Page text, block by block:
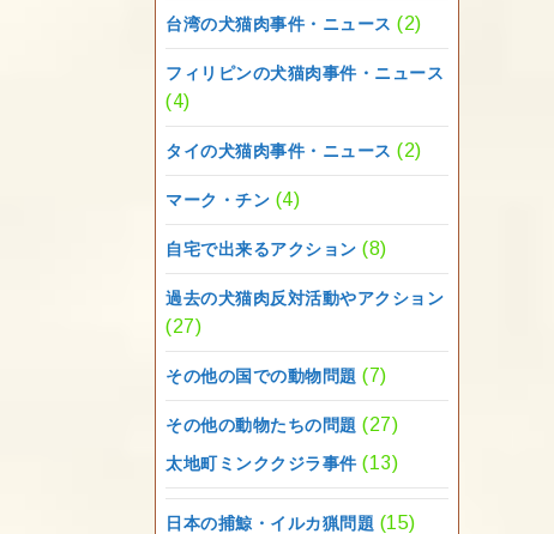
台湾の犬猫肉事件・ニュース (2)
フィリピンの犬猫肉事件・ニュース
(4)
タイの犬猫肉事件・ニュース (2)
マーク・チン (4)
自宅で出来るアクション (8)
過去の犬猫肉反対活動やアクション
(27)
その他の国での動物問題 (7)
その他の動物たちの問題 (27)
太地町ミンククジラ事件 (13)
日本の捕鯨・イルカ猟問題 (15)